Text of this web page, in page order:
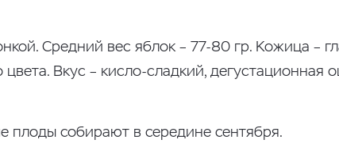
Средний вес яблок – 77-80 гр. Кожица –
Вкус – кисло-сладкий, дегустационная
плоды собирают в середине сентября.